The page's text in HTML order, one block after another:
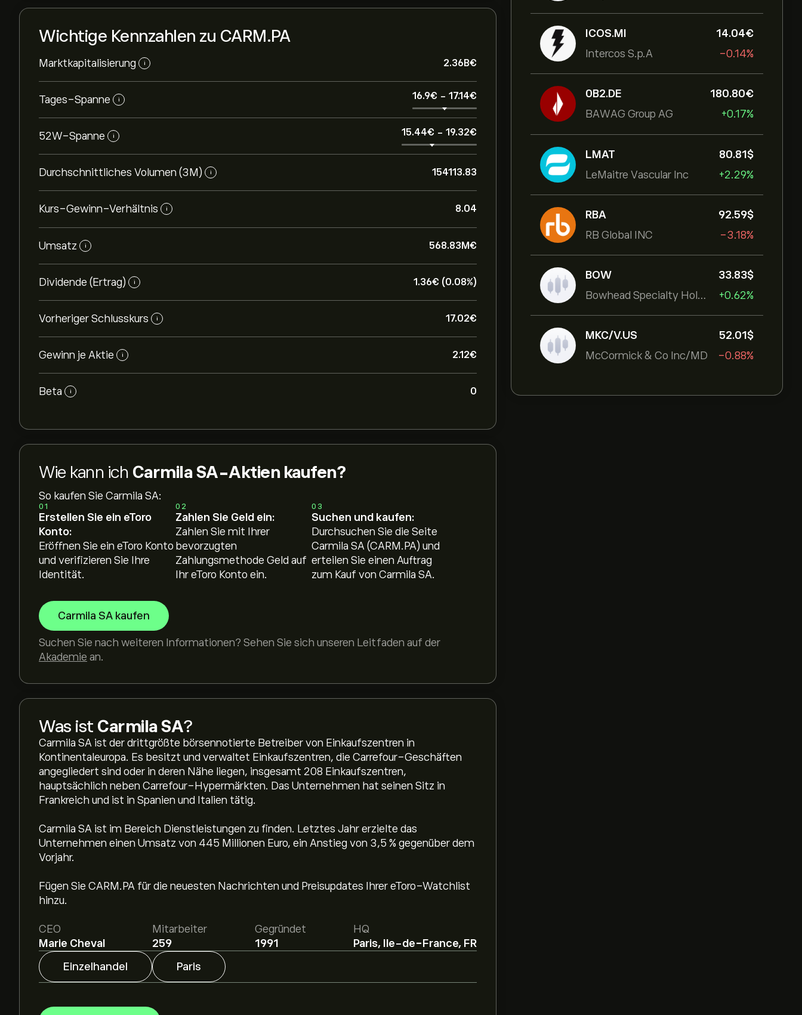
ICOS.MI
Intercos S.p.A
14.04‎€‎
-0.14%
0B2.DE
BAWAG Group AG
180.80‎€‎
+0.17%
LMAT
LeMaitre Vascular Inc
80.81‎$‎
+2.29%
RBA
RB Global INC
92.59‎$‎
-3.18%
BOW
Bowhead Specialty Holdings Inc
33.83‎$‎
+0.62%
MKC/V.US
McCormick & Co Inc/MD
52.01‎$‎
-0.88%
Wichtige Kennzahlen zu CARM.PA
Marktkapitalisierung i 2.36B‎€‎
Tages-Spanne i 16.9‎€‎ - 17.14‎€‎
52W-Spanne i 15.44‎€‎ - 19.32‎€‎
Durchschnittliches Volumen (3M) i 154113.83
Kurs-Gewinn-Verhältnis i 8.04
Umsatz i 568.83M‎€‎
Dividende (Ertrag) i 1.36‎€‎ (0.08%)
Vorheriger Schlusskurs i 17.02‎€‎
Gewinn je Aktie i 2.12‎€‎
Beta i 0
Wie kann ich Carmila SA-Aktien kaufen?
So kaufen Sie Carmila SA:
01
Erstellen Sie ein eToro
Konto:
Eröffnen Sie ein eToro Konto
und verifizieren Sie Ihre
Identität.
02
Zahlen Sie Geld ein:
Zahlen Sie mit Ihrer
bevorzugten
Zahlungsmethode Geld auf
Ihr eToro Konto ein.
03
Suchen und kaufen:
Durchsuchen Sie die Seite
Carmila SA (CARM.PA) und
erteilen Sie einen Auftrag
zum Kauf von Carmila SA.
Carmila SA kaufen
Suchen Sie nach weiteren Informationen? Sehen Sie sich unseren Leitfaden auf der
Akademie an.
Was ist Carmila SA?
Carmila SA ist der drittgrößte börsennotierte Betreiber von Einkaufszentren in
Kontinentaleuropa. Es besitzt und verwaltet Einkaufszentren, die Carrefour-Geschäften
angegliedert sind oder in deren Nähe liegen, insgesamt 208 Einkaufszentren,
hauptsächlich neben Carrefour-Hypermärkten. Das Unternehmen hat seinen Sitz in
Frankreich und ist in Spanien und Italien tätig.
Carmila SA ist im Bereich Dienstleistungen zu finden. Letztes Jahr erzielte das
Unternehmen einen Umsatz von 445 Millionen Euro, ein Anstieg von 3,5 % gegenüber dem
Vorjahr.
Fügen Sie CARM.PA für die neuesten Nachrichten und Preisupdates Ihrer eToro-Watchlist
hinzu.
CEO
Marie Cheval
Mitarbeiter
259
Gegründet
1991
HQ
Paris, Ile-de-France, FR
Einzelhandel
Paris